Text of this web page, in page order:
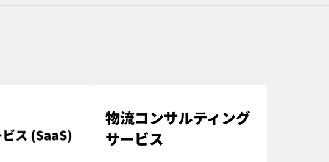
。個人を直接特定できる情報が保